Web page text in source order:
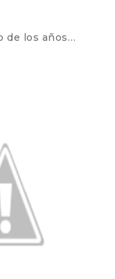
de los años…